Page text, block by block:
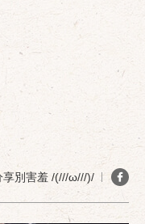
享別害羞 /(///ω///)/
取消